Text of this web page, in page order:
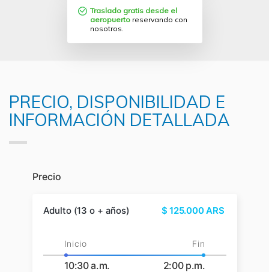
Traslado gratis desde el
aeropuerto reservando con
nosotros.
PRECIO, DISPONIBILIDAD E
INFORMACIÓN DETALLADA
Precio
Adulto (13 o + años) $ 125.000ARS
Inicio Fin
10:30 a.m. 2:00 p.m.